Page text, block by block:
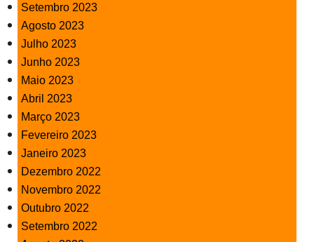
Setembro 2023
Agosto 2023
Julho 2023
Junho 2023
Maio 2023
Abril 2023
Março 2023
Fevereiro 2023
Janeiro 2023
Dezembro 2022
Novembro 2022
Outubro 2022
Setembro 2022